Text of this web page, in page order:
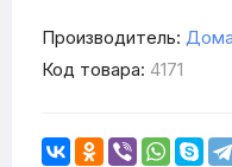
Производитель:
Код товара: 4171